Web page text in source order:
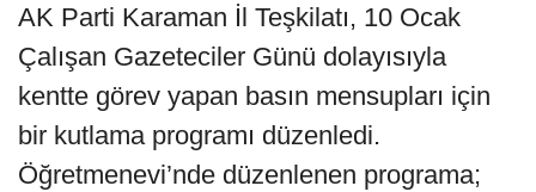
AK Parti Karaman İl Teşkilatı, 10 Ocak
Çalışan Gazeteciler Günü dolayısıyla
kentte görev yapan basın mensupları için
bir kutlama programı düzenledi.
Öğretmenevi’nde düzenlenen programa;